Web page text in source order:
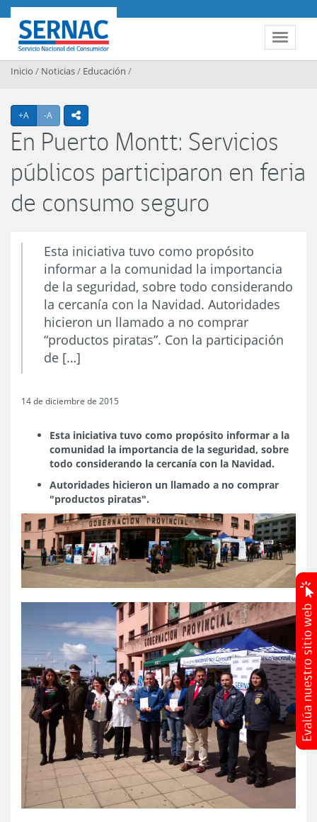
Contenido principal
Toggle
SERNAC
Inicio / Noticias/ Educación /
+A Agrandar texto
-A Achicar textoicono compartir
En Puerto Montt: Servicios
públicos participaron en feria
de consumo seguro
Esta iniciativa tuvo como propósito
informar a la comunidad la importancia
de la seguridad, sobre todo considerando
la cercanía con la Navidad. Autoridades
hicieron un llamado a no comprar
“productos piratas”. Con la participación
de […]
14 de diciembre de 2015
Esta iniciativa tuvo como propósito informar a la
comunidad la importancia de la seguridad, sobre
todo considerando la cercanía con la Navidad.
Autoridades hicieron un llamado a no comprar
"productos piratas".